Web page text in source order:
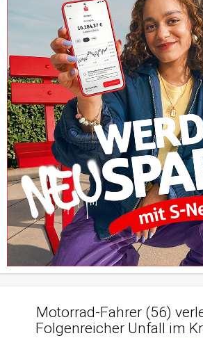
Motorrad-Fahrer (56)
Folgenreicher Unfall im